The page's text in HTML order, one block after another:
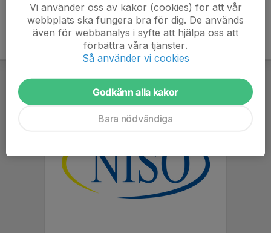
Vi använder oss av kakor (cookies) för att vår
webbplats ska fungera bra för dig. De används
även för webbanalys i syfte att hjälpa oss att
förbättra våra tjänster.
Så använder vi cookies
Godkänn alla kakor
Bara nödvändiga